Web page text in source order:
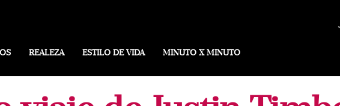
REALEZA ESTILO DE VIDA MINUTO X MINUTO